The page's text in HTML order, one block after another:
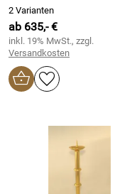
2 Varianten
ab 635,- €
inkl. 19% MwSt., zzgl.
Versandkosten